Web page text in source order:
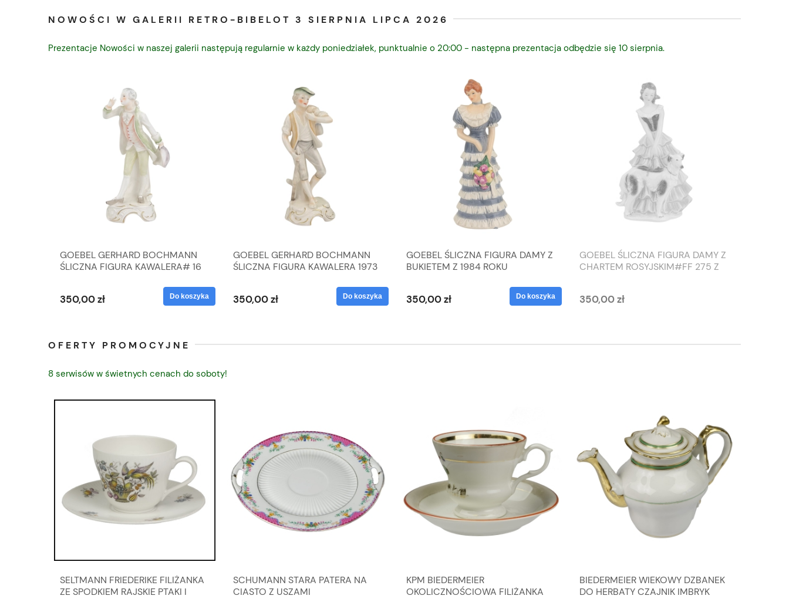
NOWOŚCI W GALERII RETRO-BIBELOT 3 SIERPNIA LIPCA 2026
Prezentacje Nowości w naszej galerii następują regularnie w każdy poniedziałek, punktualnie o 20:00 - następna prezentacja odbędzie się 10 sierpnia.
GOEBEL GERHARD BOCHMANN
ŚLICZNA FIGURA KAWALERA# 16
350,00 zł Do koszyka
GOEBEL GERHARD BOCHMANN
ŚLICZNA FIGURA KAWALERA 1973
350,00 zł Do koszyka
GOEBEL ŚLICZNA FIGURA DAMY Z
BUKIETEM Z 1984 ROKU
350,00 zł Do koszyka
GOEBEL ŚLICZNA FIGURA DAMY Z
CHARTEM ROSYJSKIM#FF 275 Z
350,00 zł
OFERTY PROMOCYJNE
8 serwisów w świetnych cenach do soboty!
SELTMANN FRIEDERIKE FILIŻANKA
ZE SPODKIEM RAJSKIE PTAKI I
SCHUMANN STARA PATERA NA
CIASTO Z USZAMI
KPM BIEDERMEIER
OKOLICZNOŚCIOWA FILIŻANKA
BIEDERMEIER WIEKOWY DZBANEK
DO HERBATY CZAJNIK IMBRYK